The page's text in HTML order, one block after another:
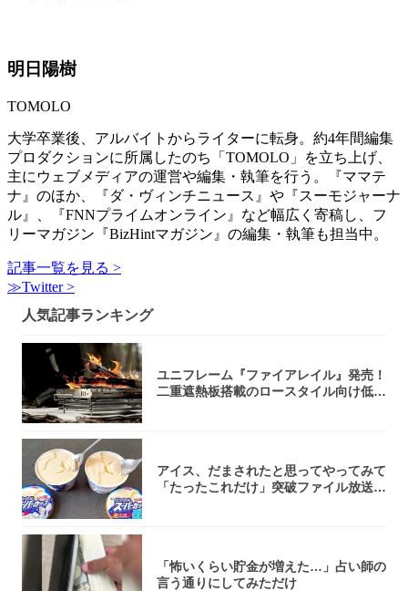
明日陽樹
TOMOLO
大学卒業後、アルバイトからライターに転身。約4年間編集
プロダクションに所属したのち「TOMOLO」を立ち上げ、
主にウェブメディアの運営や編集・執筆を行う。『ママテ
ナ』のほか、『ダ・ヴィンチニュース』や『スーモジャーナ
ル』、『FNNプライムオンライン』など幅広く寄稿し、フ
リーマガジン『BizHintマガジン』の編集・執筆も担当中。
記事一覧を見る >
≫Twitter >
人気記事ランキング
ユニフレーム『ファイアレイル』発売！
二重遮熱板搭載のロースタイル向け低型
アイス、だまされたと思ってやってみて
「たったこれだけ」突破ファイル放送で
「怖いくらい貯金が増えた…」占い師の
言う通りにしてみただけ